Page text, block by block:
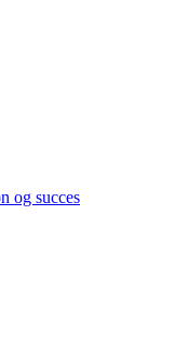
og succes